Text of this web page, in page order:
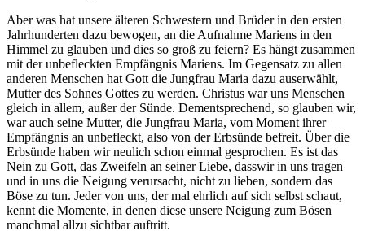
Aber was hat unsere älteren Schwestern und Brüder in den ersten
Jahrhunderten dazu bewogen, an die Aufnahme Mariens in den
Himmel zu glauben und dies so groß zu feiern? Es hängt zusammen
mit der unbefleckten Empfängnis Mariens. Im Gegensatz zu allen
anderen Menschen hat Gott die Jungfrau Maria dazu auserwählt,
Mutter des Sohnes Gottes zu werden. Christus war uns Menschen
gleich in allem, außer der Sünde. Dementsprechend, so glauben wir,
war auch seine Mutter, die Jungfrau Maria, vom Moment ihrer
Empfängnis an unbefleckt, also von der Erbsünde befreit. Über die
Erbsünde haben wir neulich schon einmal gesprochen. Es ist das
Nein zu Gott, das Zweifeln an seiner Liebe, dasswir in uns tragen
und in uns die Neigung verursacht, nicht zu lieben, sondern das
Böse zu tun. Jeder von uns, der mal ehrlich auf sich selbst schaut,
kennt die Momente, in denen diese unsere Neigung zum Bösen
manchmal allzu sichtbar auftritt.